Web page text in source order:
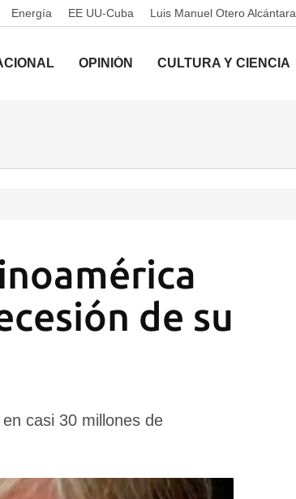
Energía EE UU-Cuba Luis Manuel Otero Alcántara
OPINIÓN CULTURA Y CIENCIA
de su
casi 30 millones de